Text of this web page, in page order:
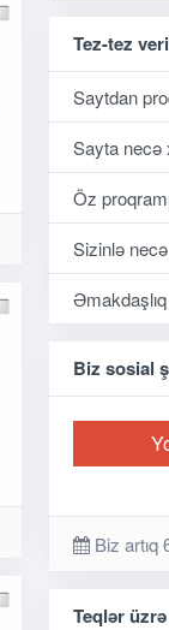
Tez-tez
Saytdan
Sayta necə
Öz
Sizinlə
Biz sosial
Biz artıq
Teqlər